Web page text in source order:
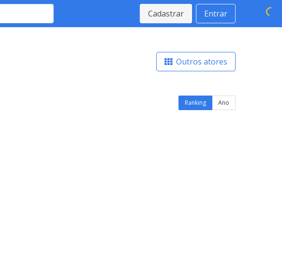
Cadastrar Entrar
Outros atores
Ranking Ano